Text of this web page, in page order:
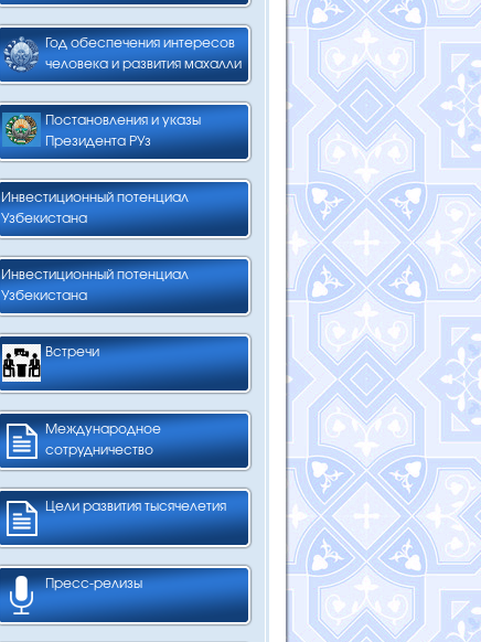
Год обеспечения интересов
человека и развития махалли
Постановления и указы
Президента РУз
Инвестиционный потенциал
Узбекистана
Инвестиционный потенциал
Узбекистана
Встречи
Международное
сотрудничество
Цели развития тысячелетия
Пресс-релизы